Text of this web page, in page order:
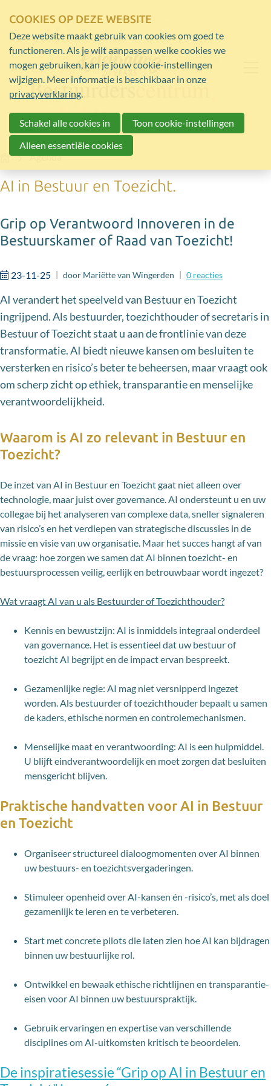
HomeAgenda
AI in Bestuur en Toezicht.
Grip op Verantwoord Innoveren in de
Bestuurskamer of Raad van Toezicht!
23-11-25 door Mariëtte van Wingerden 0 reacties
AI verandert het speelveld van Bestuur en Toezicht
ingrijpend. Als bestuurder, toezichthouder of secretaris in
Bestuur of Toezicht staat u aan de frontlinie van deze
transformatie. AI biedt nieuwe kansen om besluiten te
versterken en risico’s beter te beheersen, maar vraagt ook
om scherp zicht op ethiek, transparantie en menselijke
verantwoordelijkheid.
Waarom is AI zo relevant in Bestuur en
Toezicht?
De inzet van AI in Bestuur en Toezicht gaat niet alleen over
technologie, maar juist over governance. AI ondersteunt u en uw
collegae bij het analyseren van complexe data, sneller signaleren
van risico’s en het verdiepen van strategische discussies in de
missie en visie van uw organisatie. Maar het succes hangt af van
de vraag: hoe zorgen we samen dat AI binnen toezicht- en
bestuursprocessen veilig, eerlijk en betrouwbaar wordt ingezet?
Wat vraagt AI van u als Bestuurder of Toezichthouder?
Kennis en bewustzijn: AI is inmiddels integraal onderdeel
van governance. Het is essentieel dat uw bestuur of
toezicht AI begrijpt en de impact ervan bespreekt.
Gezamenlijke regie: AI mag niet versnipperd ingezet
worden. Als bestuurder of toezichthouder bepaalt u samen
de kaders, ethische normen en controlemechanismen.
Menselijke maat en verantwoording: AI is een hulpmiddel.
U blijft eindverantwoordelijk en moet zorgen dat besluiten
mensgericht blijven.
Praktische handvatten voor AI in Bestuur
en Toezicht
Organiseer structureel dialoogmomenten over AI binnen
uw bestuurs- en toezichtsvergaderingen.
Stimuleer openheid over AI-kansen én -risico’s, met als doel
gezamenlijk te leren en te verbeteren.
Start met concrete pilots die laten zien hoe AI kan bijdragen
binnen uw bestuurlijke rol.
Ontwikkel en bewaak ethische richtlijnen en transparantie-
eisen voor AI binnen uw bestuurspraktijk.
Gebruik ervaringen en expertise van verschillende
disciplines om AI-uitkomsten kritisch te beoordelen.
De inspiratiesessie “Grip op AI in Bestuur en
COOKIES OP DEZE WEBSITE
Deze website maakt gebruik van cookies om goed te
functioneren. Als je wilt aanpassen welke cookies we
mogen gebruiken, kan je jouw cookie-instellingen
wijzigen. Meer informatie is beschikbaar in onze
privacyverklaring.
Schakel alle cookies in
Toon cookie-instellingen
Alleen essentiële cookies